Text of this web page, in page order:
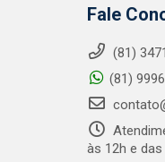
Fale
(81)
(81)
às 12h e